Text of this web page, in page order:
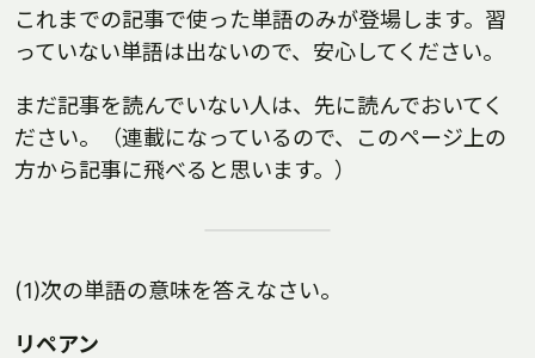
これまでの記事で使った単語のみが登場します。習
っていない単語は出ないので、安心してください。
まだ記事を読んでいない人は、先に読んでおいてく
ださい。（連載になっているので、このページ上の
方から記事に飛べると思います。）
(1)次の単語の意味を答えなさい。
リペアン